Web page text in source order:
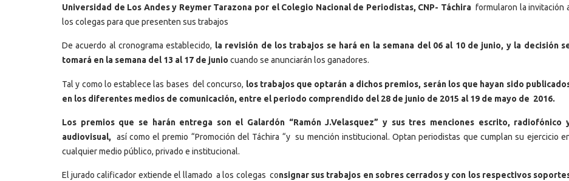
Universidad de Los Andes y Reymer Tarazona por el Colegio Nacional de Periodistas, CNP- Táchira formularon la invitación
los colegas para que presenten sus trabajos
De acuerdo al cronograma establecido, la revisión de los trabajos se hará en la semana del 06 al 10 de junio, y la decisión
tomará en la semana del 13 al 17 de junio cuando se anunciarán los ganadores.
Tal y como lo establece las bases del concurso, los trabajos que optarán a dichos premios, serán los que hayan sido
en los diferentes medios de comunicación, entre el periodo comprendido del 28 de junio de 2015 al 19 de mayo de 2016.
Los premios que se harán entrega son el Galardón “Ramón J.Velasquez” y sus tres menciones escrito, radiofónico
audiovisual, así como el premio “Promoción del Táchira “y su mención institucional. Optan periodistas que cumplan su ejercicio
cualquier medio público, privado e institucional.
El jurado calificador extiende el llamado a los colegas consignar sus trabajos en sobres cerrados y con los respectivos